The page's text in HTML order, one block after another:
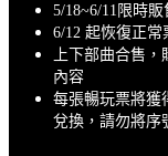
5/18~6/11限時
6/12 起恢復正常
上下部曲合售
內容
每張暢玩票將獲
兌換，請勿將序